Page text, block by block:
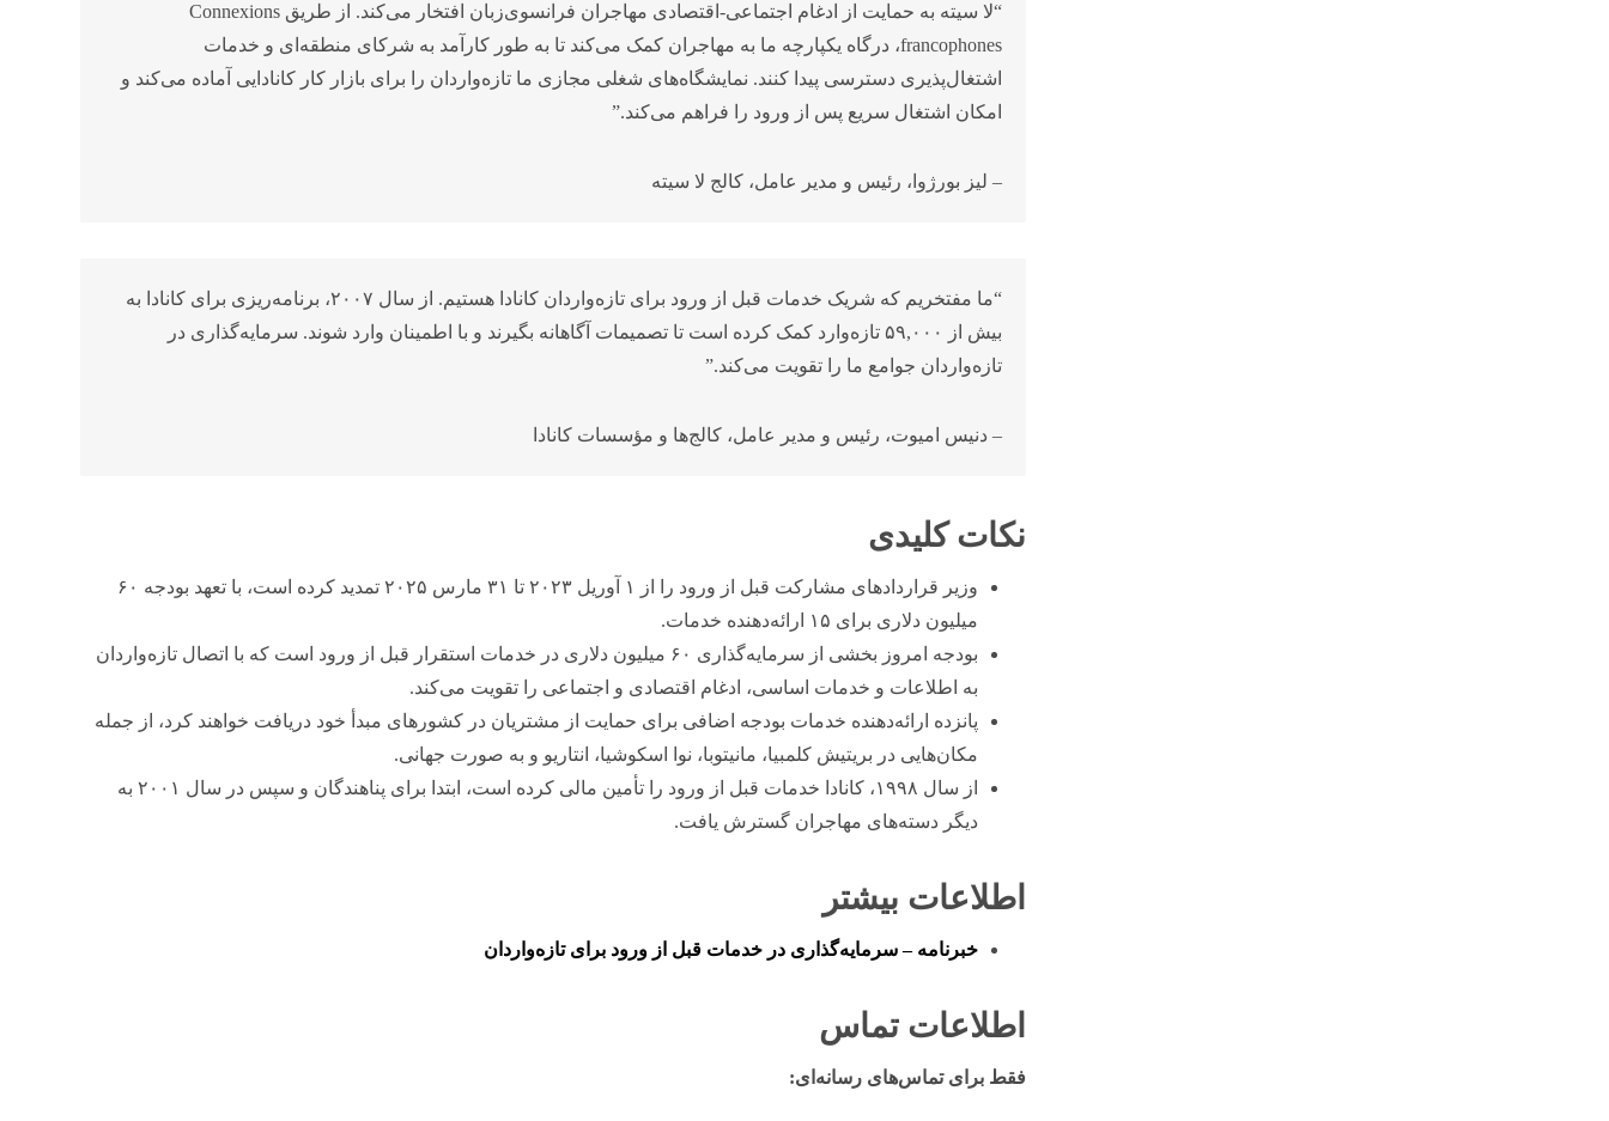
“لا سیته به حمایت از ادغام اجتماعی-اقتصادی مهاجران فرانسوی‌زبان افتخار می‌کند. از طریق Connexions
francophones، درگاه یکپارچه ما به مهاجران کمک می‌کند تا به طور کارآمد به شرکای منطقه‌ای و خدمات
اشتغال‌پذیری دسترسی پیدا کنند. نمایشگاه‌های شغلی مجازی ما تازه‌واردان را برای بازار کار کانادایی آماده می‌کند و
امکان اشتغال سریع پس از ورود را فراهم می‌کند.”
– لیز بورژوا، رئیس و مدیر عامل، کالج لا سیته
“ما مفتخریم که شریک خدمات قبل از ورود برای تازه‌واردان کانادا هستیم. از سال ۲۰۰۷، برنامه‌ریزی برای کانادا به
بیش از ۵۹,۰۰۰ تازه‌وارد کمک کرده است تا تصمیمات آگاهانه بگیرند و با اطمینان وارد شوند. سرمایه‌گذاری در
تازه‌واردان جوامع ما را تقویت می‌کند.”
– دنیس امیوت، رئیس و مدیر عامل، کالج‌ها و مؤسسات کانادا
نکات کلیدی
وزیر قراردادهای مشارکت قبل از ورود را از ۱ آوریل ۲۰۲۳ تا ۳۱ مارس ۲۰۲۵ تمدید کرده است، با تعهد بودجه ۶۰
میلیون دلاری برای ۱۵ ارائه‌دهنده خدمات.
بودجه امروز بخشی از سرمایه‌گذاری ۶۰ میلیون دلاری در خدمات استقرار قبل از ورود است که با اتصال تازه‌واردان
به اطلاعات و خدمات اساسی، ادغام اقتصادی و اجتماعی را تقویت می‌کند.
پانزده ارائه‌دهنده خدمات بودجه اضافی برای حمایت از مشتریان در کشورهای مبدأ خود دریافت خواهند کرد، از جمله
مکان‌هایی در بریتیش کلمبیا، مانیتوبا، نوا اسکوشیا، انتاریو و به صورت جهانی.
از سال ۱۹۹۸، کانادا خدمات قبل از ورود را تأمین مالی کرده است، ابتدا برای پناهندگان و سپس در سال ۲۰۰۱ به
دیگر دسته‌های مهاجران گسترش یافت.
اطلاعات بیشتر
خبرنامه – سرمایه‌گذاری در خدمات قبل از ورود برای تازه‌واردان
اطلاعات تماس
فقط برای تماس‌های رسانه‌ای: